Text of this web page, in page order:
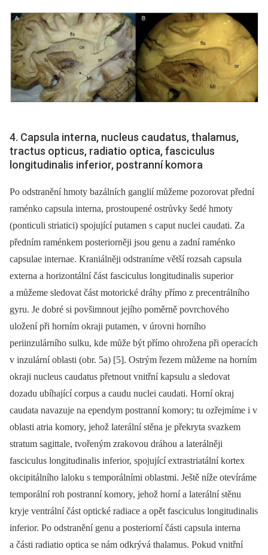
4. Capsula interna, nucleus caudatus, thalamus,
tractus opticus, radiatio optica, fasciculus
longitudinalis inferior, postranní komora
Po odstranění hmoty bazálních ganglií můžeme pozorovat přední
raménko capsula interna, prostoupené ostrůvky šedé hmoty
(ponticuli striatici) spojující putamen s caput nuclei caudati. Za
předním raménkem posteriorněji jsou genu a zadní raménko
capsulae internae. Kraniálněji odstraníme větší rozsah capsula
externa a horizontální část fasciculus longitudinalis superior
a můžeme sledovat část motorické dráhy přímo z precentrálního
gyru. Je dobré si povšimnout jejího poměrně povrchového
uložení při horním okraji putamen, v úrovni horního
periinzulárního sulku, kde může být přímo ohrožena při operacích
v inzulární oblasti (obr. 5a) [5]. Ostrým řezem můžeme na horním
okraji nucleus caudatus přetnout vnitřní kapsulu a sledovat
dozadu ubíhající corpus a caudu nuclei caudati. Horní okraj
caudata navazuje na ependym postranní komory; tu ozřejmíme i v
oblasti atria komory, jehož laterální stěna je překryta svazkem
stratum sagittale, tvořeným zrakovou dráhou a laterálněji
fasciculus longitudinalis inferior, spojující extrastriatální kortex
okcipitálního laloku s temporálními oblastmi. Ještě níže otevíráme
temporální roh postranní komory, jehož horní a laterální stěnu
kryje ventrální část optické radiace a opět fasciculus longitudinalis
inferior. Po odstranění genu a posteriorní části capsula interna
a části radiatio optica se nám odkrývá thalamus. Pokud vnitřní